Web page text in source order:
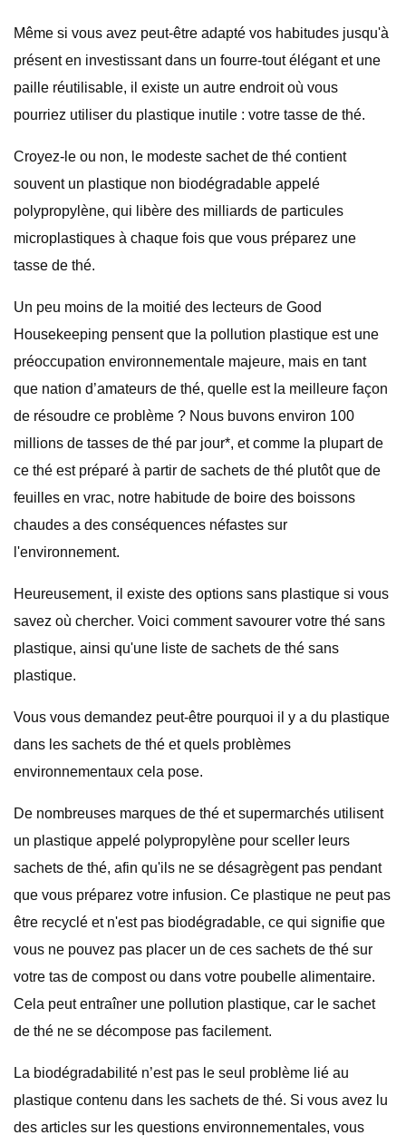
Même si vous avez peut-être adapté vos habitudes jusqu'à
présent en investissant dans un fourre-tout élégant et une
paille réutilisable, il existe un autre endroit où vous
pourriez utiliser du plastique inutile : votre tasse de thé.
Croyez-le ou non, le modeste sachet de thé contient
souvent un plastique non biodégradable appelé
polypropylène, qui libère des milliards de particules
microplastiques à chaque fois que vous préparez une
tasse de thé.
Un peu moins de la moitié des lecteurs de Good
Housekeeping pensent que la pollution plastique est une
préoccupation environnementale majeure, mais en tant
que nation d’amateurs de thé, quelle est la meilleure façon
de résoudre ce problème ? Nous buvons environ 100
millions de tasses de thé par jour*, et comme la plupart de
ce thé est préparé à partir de sachets de thé plutôt que de
feuilles en vrac, notre habitude de boire des boissons
chaudes a des conséquences néfastes sur
l'environnement.
Heureusement, il existe des options sans plastique si vous
savez où chercher. Voici comment savourer votre thé sans
plastique, ainsi qu'une liste de sachets de thé sans
plastique.
Vous vous demandez peut-être pourquoi il y a du plastique
dans les sachets de thé et quels problèmes
environnementaux cela pose.
De nombreuses marques de thé et supermarchés utilisent
un plastique appelé polypropylène pour sceller leurs
sachets de thé, afin qu'ils ne se désagrègent pas pendant
que vous préparez votre infusion. Ce plastique ne peut pas
être recyclé et n'est pas biodégradable, ce qui signifie que
vous ne pouvez pas placer un de ces sachets de thé sur
votre tas de compost ou dans votre poubelle alimentaire.
Cela peut entraîner une pollution plastique, car le sachet
de thé ne se décompose pas facilement.
La biodégradabilité n’est pas le seul problème lié au
plastique contenu dans les sachets de thé. Si vous avez lu
des articles sur les questions environnementales, vous